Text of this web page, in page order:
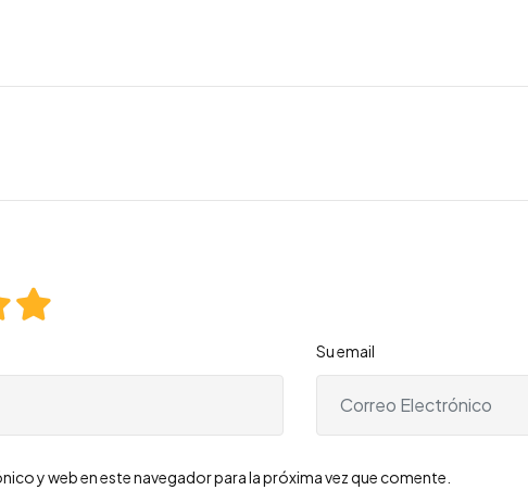
Su email
y web en este navegador para la próxima vez que comente.